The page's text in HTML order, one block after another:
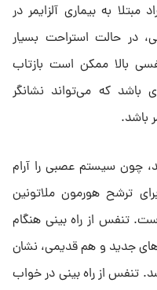
به بیماری آلزایمر در
در حالت استراحت بسیار
بالا ممکن است بازتاب
باشد که می‌تواند نشانگر
باشد.
چون سیستم عصبی را آرام
ترشح هورمون ملاتونین
تنفس از راه بینی هنگام
جدید و هم قدیمی، نشان
تنفس از راه بینی در خواب